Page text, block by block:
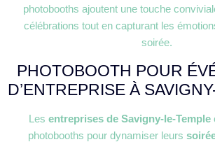
photobooths ajoutent une touche
célébrations tout en capturant les
soirée.
PHOTOBOOTH POUR
D’ENTREPRISE À
Les entreprises de Savigny-le-Temple
photobooths pour dynamiser leurs